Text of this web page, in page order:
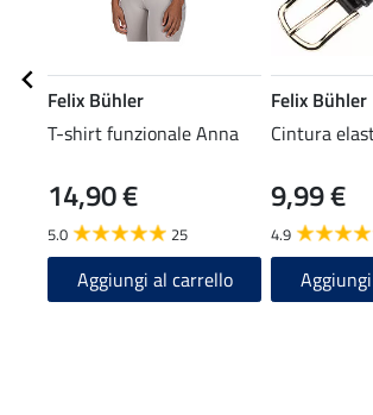
Felix Bühler
T-shirt funzionale Anna
14,90 €
5.0 25
Aggiungi al carrello
Felix Bühler
Cintura
9,99 €
4.9